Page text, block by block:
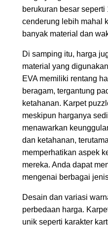
berukuran besar seperti
cenderung lebih mahal
banyak material dan
Di samping itu, harga
material yang
EVA memiliki rentang
beragam, tergantung
ketahanan. Karpet
meskipun harganya
menawarkan
dan ketahanan,
memperhatikan aspek
mereka. Anda dapat
mengenai berbagai
Desain dan variasi
perbedaan harga.
unik seperti karakter